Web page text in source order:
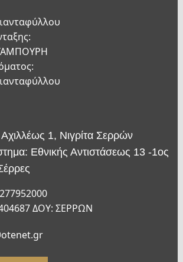
Αχιλλέως 1, Νιγρίτα Σερρών
Εθνικής Αντιστάσεως 13 -1ος
ΔΟΥ: ΣΕΡΡΩΝ